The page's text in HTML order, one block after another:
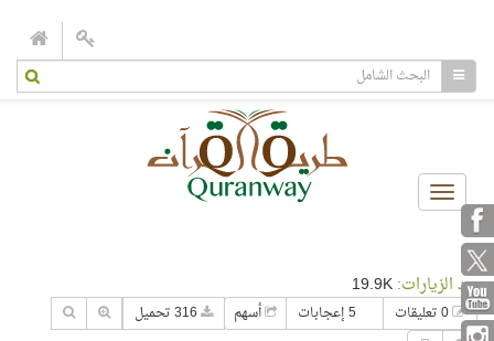
Toggle
navigation
عدد الزيارات:
5 إعجابات أسهم